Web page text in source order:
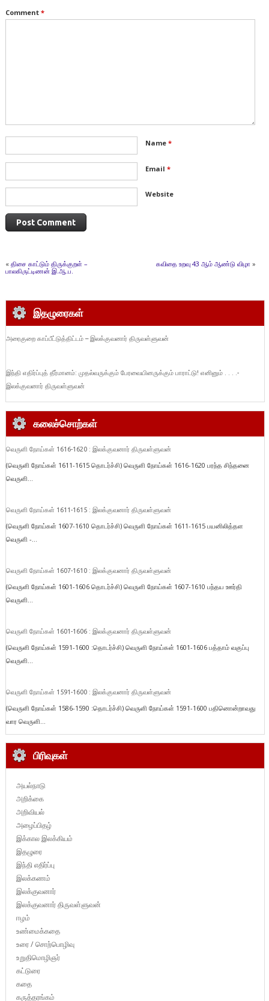
Comment *
Name *
Email *
Website
« திசை காட்டும் திருக்குறள் –
பாலகிருட்டிணன் இ.ஆ.ப.
கவிதை உறவு 43 ஆம் ஆண்டு விழா »
இதழுரைகள்
அரைகுறை காப்பீட்டுத்திட்டம் – இலக்குவனார் திருவள்ளுவன்
இந்தி எதிர்ப்புத் தீர்மானம்: முதல்வருக்கும் பேரவையினருக்கும் பாராட்டு! எனினும் . . . .-
இலக்குவனார் திருவள்ளுவன்
கலைச்சொற்கள்
வெருளி நோய்கள் 1616-1620 : இலக்குவனார் திருவள்ளுவன்
(வெருளி நோய்கள் 1611-1615 தொடர்ச்சி) வெருளி நோய்கள் 1616-1620 பரந்த சிந்தனை
வெருளி...
வெருளி நோய்கள் 1611-1615 : இலக்குவனார் திருவள்ளுவன்
(வெருளி நோய்கள் 1607-1610 தொடர்ச்சி) வெருளி நோய்கள் 1611-1615 பயனிலித்தள
வெருளி -...
வெருளி நோய்கள் 1607-1610 : இலக்குவனார் திருவள்ளுவன்
(வெருளி நோய்கள் 1601-1606 தொடர்ச்சி) வெருளி நோய்கள் 1607-1610 பந்தய ஊர்தி
வெருளி...
வெருளி நோய்கள் 1601-1606 : இலக்குவனார் திருவள்ளுவன்
(வெருளி நோய்கள் 1591-1600 :தொடர்ச்சி) வெருளி நோய்கள் 1601-1606 பத்தாம் வகுப்பு
வெருளி...
வெருளி நோய்கள் 1591-1600 : இலக்குவனார் திருவள்ளுவன்
(வெருளி நோய்கள் 1586-1590 :தொடர்ச்சி) வெருளி நோய்கள் 1591-1600 பதினொன்றாவது
வார வெருளி...
பிரிவுகள்
அயல்நாடு
அறிக்கை
அறிவியல்
அழைப்பிதழ்
இக்கால இலக்கியம்
இதழுரை
இந்தி எதிர்ப்பு
இலக்கணம்
இலக்குவனார்
இலக்குவனார் திருவள்ளுவன்
ஈழம்
உண்மைக்கதை
உரை / சொற்பொழிவு
உறுதிமொழிஞர்
கட்டுரை
கதை
கருத்தரங்கம்